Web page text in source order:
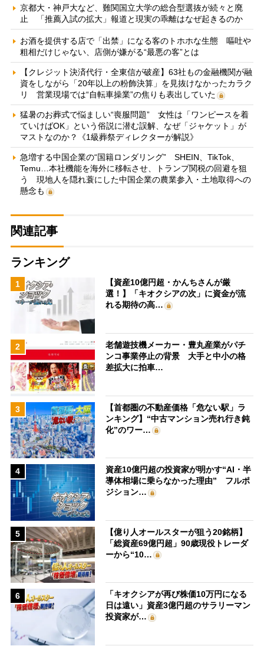
京都大・神戸大など、難関国立大学の総合型選抜が続々と廃
止 「推薦入試の拡大」報道と現実の乖離はなぜ起きるのか
お酒を提供する店で「出禁」になる客のトホホな生態 嘔吐や
粗相だけじゃない、店側が嫌がる“最悪の客”とは
【クレジット決済代行・全東信が破産】63社もの金融機関が融
資をしながら「20年以上の粉飾決算」を見抜けなかったカラク
リ 営業現場では“自転車操業”の焦りも表出していた
猛暑のお葬式で悩ましい“喪服問題” 女性は「ワンピースを着
ていけばOK」という俗説に潜む誤解、なぜ「ジャケット」が
マストなのか？《1級葬祭ディレクターが解説》
急増する中国企業の“国籍ロンダリング” SHEIN、TikTok、
Temu…本社機能を海外に移転させ、トランプ関税の回避を狙
う 現地人を隠れ蓑にした中国企業の農業参入・土地取得への
懸念も
関連記事
ランキング
1
【資産10億円超・かんちさんが厳
選！】「キオクシアの次」に資金が流
れる期待の高…
2
老舗遊技機メーカー・豊丸産業がパチ
ンコ事業停止の背景 大手と中小の格
差拡大に拍車…
3
【首都圏の不動産価格「危ない駅」ラ
ンキング】“中古マンション売れ行き鈍
化”のワー…
4
資産10億円超の投資家が明かす“AI・半
導体相場に乗らなかった理由” フルポ
ジション…
5
【億り人オールスターが狙う20銘柄】
「総資産69億円超」90歳現役トレーダ
ーから“10…
6
「キオクシアが再び株価10万円になる
日は遠い」資産3億円超のサラリーマン
投資家が…